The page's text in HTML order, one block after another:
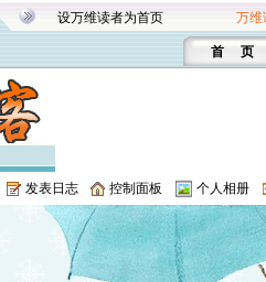
设万维读者为首页 万维
首 页
发表日志 控制面板 个人相册